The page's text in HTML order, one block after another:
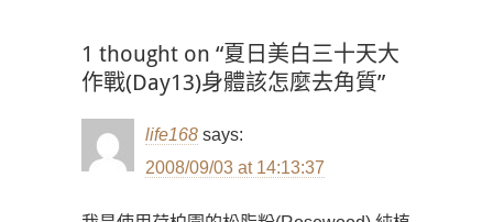
1 thought on “夏日美白三十天大
作戰(Day13)身體該怎麼去角質”
life168 says:
2008/09/03 at 14:13:37